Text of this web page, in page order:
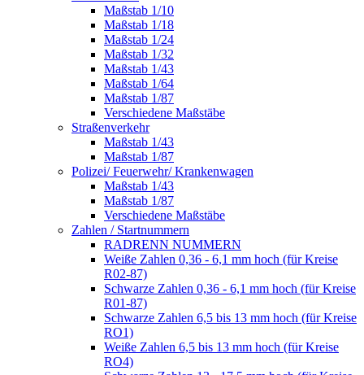
Maßstab 1/10
Maßstab 1/18
Maßstab 1/24
Maßstab 1/32
Maßstab 1/43
Maßstab 1/64
Maßstab 1/87
Verschiedene Maßstäbe
Straßenverkehr
Maßstab 1/43
Maßstab 1/87
Polizei/ Feuerwehr/ Krankenwagen
Maßstab 1/43
Maßstab 1/87
Verschiedene Maßstäbe
Zahlen / Startnummern
RADRENN NUMMERN
Weiße Zahlen 0,36 - 6,1 mm hoch (für Kreise
R02-87)
Schwarze Zahlen 0,36 - 6,1 mm hoch (für Kreise
R01-87)
Schwarze Zahlen 6,5 bis 13 mm hoch (für Kreise
RO1)
Weiße Zahlen 6,5 bis 13 mm hoch (für Kreise
RO4)